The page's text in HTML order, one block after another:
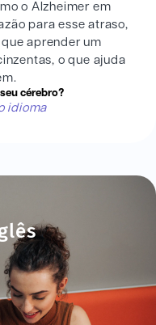
o Alzheimer em
para esse atraso,
aprender um
o que ajuda
cérebro?
idioma